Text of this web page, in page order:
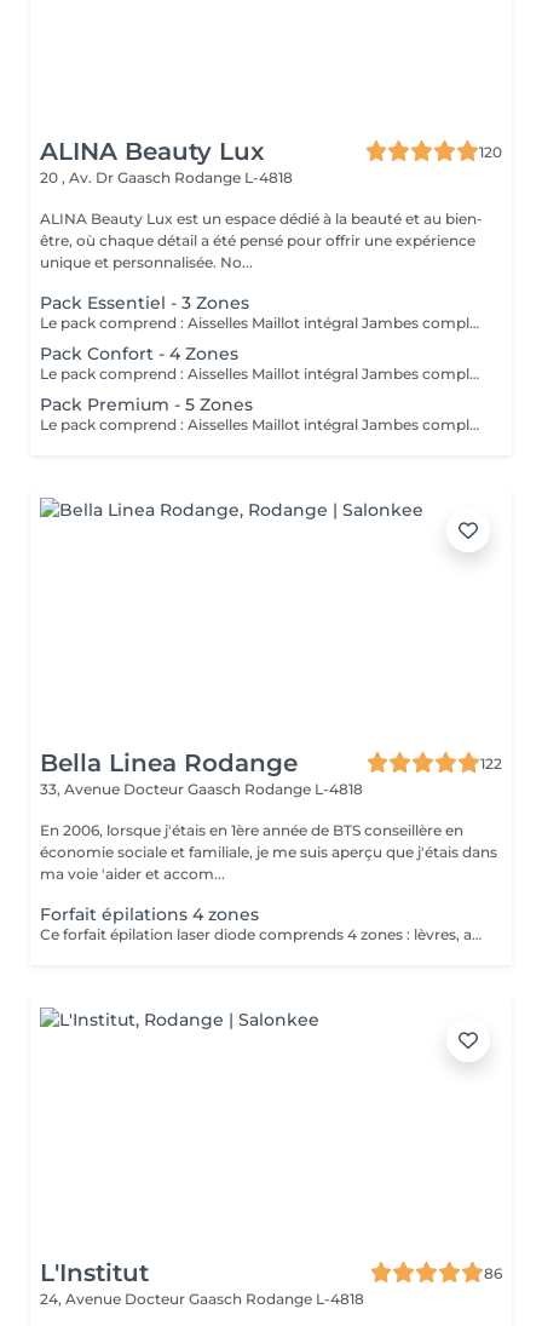
ALINA Beauty Lux
120
20 , Av. Dr Gaasch Rodange L-4818
ALINA Beauty Lux est un espace dédié à la beauté et au bien-
être, où chaque détail a été pensé pour offrir une expérience
unique et personnalisée. No...
Pack Essentiel - 3 Zones
Le pack comprend : Aisselles Maillot intégral Jambes complètes L'épilation laser de la zone inter-fessière (sillon interfessier) est offerte avec ce pack. À LIRE AVANT VOTRE SÉANCE Rasez la zone à traiter 24 heures avant votre rendez-vous. Ne pas épiler à la cire, à la pince ou à l'épilateur électrique pendant toute la durée du traitement (le rasage est autorisé). Évitez toute exposition au soleil, aux UV et aux autobronzants pendant les 2 semaines avant et après la séance. Informez-nous avant votre rendez-vous si vous prenez un traitement médical ou des compléments alimentaires. Certains médicaments peuvent être incompatibles avec l'épilation laser (ex. Roaccutane®, certains antibiotiques photosensibilisants et autres traitements augmentant la sensibilité de la peau). Le traitement est contre-indiqué pendant la grossesse. N'appliquez pas de rétinol, d'acides exfoliants, de gommages ou de produits irritants sur la zone 48 heures avant et 48 heures après la séance. Une légère rougeur ou une sensation de chaleur est normale après le traitement et disparaît généralement en quelques heures. Plusieurs séances sont nécessaires pour obtenir une réduction durable de la pilosité. En cas de doute concernant votre traitement médical ou votre état de santé, contactez-nous avant votre rendez-vous. Une séance présentant une contre-indication ne pourra pas être réalisée.
Pack Confort - 4 Zones
Le pack comprend : Aisselles Maillot intégral Jambes complètes Avant-bras L'épilation laser de la zone inter-fessière (sillon interfessier) est offerte avec ce pack. À LIRE AVANT VOTRE SÉANCE Rasez la zone à traiter 24 heures avant votre rendez-vous. Ne pas épiler à la cire, à la pince ou à l'épilateur électrique pendant toute la durée du traitement (le rasage est autorisé). Évitez toute exposition au soleil, aux UV et aux autobronzants pendant les 2 semaines avant et après la séance. Informez-nous avant votre rendez-vous si vous prenez un traitement médical ou des compléments alimentaires. Certains médicaments peuvent être incompatibles avec l'épilation laser (ex. Roaccutane®, certains antibiotiques photosensibilisants et autres traitements augmentant la sensibilité de la peau). Le traitement est contre-indiqué pendant la grossesse. N'appliquez pas de rétinol, d'acides exfoliants, de gommages ou de produits irritants sur la zone 48 heures avant et 48 heures après la séance. Une légère rougeur ou une sensation de chaleur est normale après le traitement et disparaît généralement en quelques heures. Plusieurs séances sont nécessaires pour obtenir une réduction durable de la pilosité. En cas de doute concernant votre traitement médical ou votre état de santé, contactez-nous avant votre rendez-vous. Une séance présentant une contre-indication ne pourra pas être réalisée.
Pack Premium - 5 Zones
Le pack comprend : Aisselles Maillot intégral Jambes complètes Avant-bras Ligne abdominale L'épilation laser de la zone inter-fessière (sillon interfessier) est offerte avec ce pack. À LIRE AVANT VOTRE SÉANCE Rasez la zone à traiter 24 heures avant votre rendez-vous. Ne pas épiler à la cire, à la pince ou à l'épilateur électrique pendant toute la durée du traitement (le rasage est autorisé). Évitez toute exposition au soleil, aux UV et aux autobronzants pendant les 2 semaines avant et après la séance. Informez-nous avant votre rendez-vous si vous prenez un traitement médical ou des compléments alimentaires. Certains médicaments peuvent être incompatibles avec l'épilation laser (ex. Roaccutane®, certains antibiotiques photosensibilisants et autres traitements augmentant la sensibilité de la peau). Le traitement est contre-indiqué pendant la grossesse. N'appliquez pas de rétinol, d'acides exfoliants, de gommages ou de produits irritants sur la zone 48 heures avant et 48 heures après la séance. Une légère rougeur ou une sensation de chaleur est normale après le traitement et disparaît généralement en quelques heures. Plusieurs séances sont nécessaires pour obtenir une réduction durable de la pilosité. En cas de doute concernant votre traitement médical ou votre état de santé, contactez-nous avant votre rendez-vous. Une séance présentant une contre-indication ne pourra pas être réalisée.
Bella Linea Rodange
122
33, Avenue Docteur Gaasch Rodange L-4818
En 2006, lorsque j'étais en 1ère année de BTS conseillère en
économie sociale et familiale, je me suis aperçu que j'étais dans
ma voie 'aider et accom...
Forfait épilations 4 zones
Ce forfait épilation laser diode comprends 4 zones : lèvres, aisselles, maillot intégral et jambes complètes. Ce tarif est à la séance pour les 4 zones.
L'Institut
86
24, Avenue Docteur Gaasch Rodange L-4818